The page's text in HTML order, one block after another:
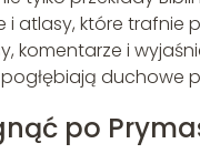
atlasy, które trafnie
komentarze i
duchowe
po